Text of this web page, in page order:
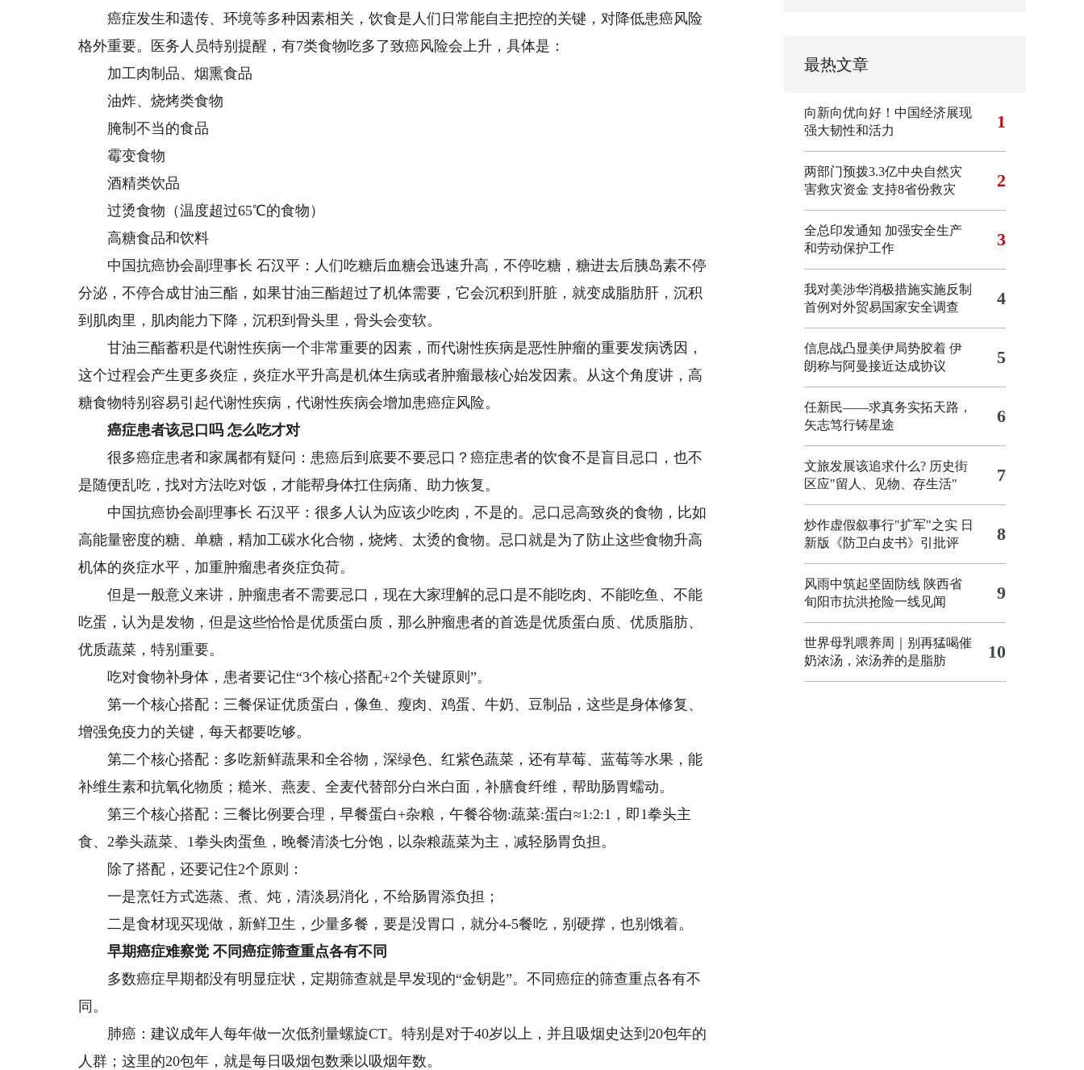
癌症发生和遗传、环境等多种因素相关，饮食是人们日常能自主把控的关键，对降低患癌风险
格外重要。医务人员特别提醒，有7类食物吃多了致癌风险会上升，具体是：
加工肉制品、烟熏食品
油炸、烧烤类食物
腌制不当的食品
霉变食物
酒精类饮品
过烫食物（温度超过65℃的食物）
高糖食品和饮料
中国抗癌协会副理事长 石汉平：人们吃糖后血糖会迅速升高，不停吃糖，糖进去后胰岛素不停
分泌，不停合成甘油三酯，如果甘油三酯超过了机体需要，它会沉积到肝脏，就变成脂肪肝，沉积
到肌肉里，肌肉能力下降，沉积到骨头里，骨头会变软。
甘油三酯蓄积是代谢性疾病一个非常重要的因素，而代谢性疾病是恶性肿瘤的重要发病诱因，
这个过程会产生更多炎症，炎症水平升高是机体生病或者肿瘤最核心始发因素。从这个角度讲，高
糖食物特别容易引起代谢性疾病，代谢性疾病会增加患癌症风险。
癌症患者该忌口吗 怎么吃才对
很多癌症患者和家属都有疑问：患癌后到底要不要忌口？癌症患者的饮食不是盲目忌口，也不
是随便乱吃，找对方法吃对饭，才能帮身体扛住病痛、助力恢复。
中国抗癌协会副理事长 石汉平：很多人认为应该少吃肉，不是的。忌口忌高致炎的食物，比如
高能量密度的糖、单糖，精加工碳水化合物，烧烤、太烫的食物。忌口就是为了防止这些食物升高
机体的炎症水平，加重肿瘤患者炎症负荷。
但是一般意义来讲，肿瘤患者不需要忌口，现在大家理解的忌口是不能吃肉、不能吃鱼、不能
吃蛋，认为是发物，但是这些恰恰是优质蛋白质，那么肿瘤患者的首选是优质蛋白质、优质脂肪、
优质蔬菜，特别重要。
吃对食物补身体，患者要记住“3个核心搭配+2个关键原则”。
第一个核心搭配：三餐保证优质蛋白，像鱼、瘦肉、鸡蛋、牛奶、豆制品，这些是身体修复、
增强免疫力的关键，每天都要吃够。
第二个核心搭配：多吃新鲜蔬果和全谷物，深绿色、红紫色蔬菜，还有草莓、蓝莓等水果，能
补维生素和抗氧化物质；糙米、燕麦、全麦代替部分白米白面，补膳食纤维，帮助肠胃蠕动。
第三个核心搭配：三餐比例要合理，早餐蛋白+杂粮，午餐谷物:蔬菜:蛋白≈1:2:1，即1拳头主
食、2拳头蔬菜、1拳头肉蛋鱼，晚餐清淡七分饱，以杂粮蔬菜为主，减轻肠胃负担。
除了搭配，还要记住2个原则：
一是烹饪方式选蒸、煮、炖，清淡易消化，不给肠胃添负担；
二是食材现买现做，新鲜卫生，少量多餐，要是没胃口，就分4-5餐吃，别硬撑，也别饿着。
早期癌症难察觉 不同癌症筛查重点各有不同
多数癌症早期都没有明显症状，定期筛查就是早发现的“金钥匙”。不同癌症的筛查重点各有不
同。
肺癌：建议成年人每年做一次低剂量螺旋CT。特别是对于40岁以上，并且吸烟史达到20包年的
人群；这里的20包年，就是每日吸烟包数乘以吸烟年数。
最热文章
向新向优向好！中国经济展现
强大韧性和活力
1
两部门预拨3.3亿中央自然灾
害救灾资金 支持8省份救灾
2
全总印发通知 加强安全生产
和劳动保护工作
3
我对美涉华消极措施实施反制
首例对外贸易国家安全调查
4
信息战凸显美伊局势胶着 伊
朗称与阿曼接近达成协议
5
任新民——求真务实拓天路，
矢志笃行铸星途
6
文旅发展该追求什么? 历史街
区应"留人、见物、存生活"
7
炒作虚假叙事行"扩军"之实 日
新版《防卫白皮书》引批评
8
风雨中筑起坚固防线 陕西省
旬阳市抗洪抢险一线见闻
9
世界母乳喂养周｜别再猛喝催
奶浓汤，浓汤养的是脂肪
10